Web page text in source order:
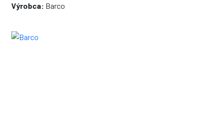
Výrobca: Barco